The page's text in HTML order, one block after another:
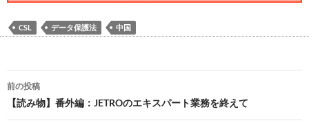
CSL データ保護法 中国
投
稿
前の投稿
【読み物】番外編：JETROのエキスパート業務を終えて